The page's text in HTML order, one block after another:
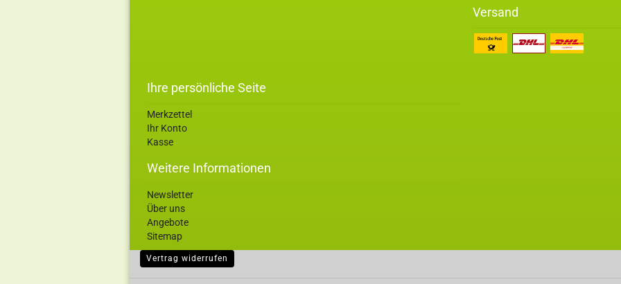
Versand
Ihre persönliche Seite
Merkzettel
Ihr Konto
Kasse
Weitere Informationen
Newsletter
Über uns
Angebote
Sitemap
Vertrag widerrufen